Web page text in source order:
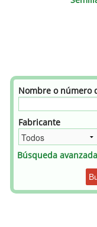
Bulk Seed Bank
Bulldog Seeds
Cannabella Genetics
Nombre o número
Fabricante
Búsqueda avanzada